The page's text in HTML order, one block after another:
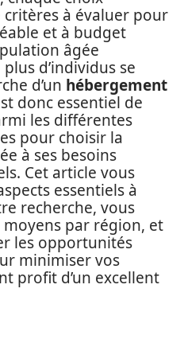
à évaluer pour
et à budget
âgée
d’individus se
d’un hébergement
donc essentiel de
les différentes
pour choisir la
à ses besoins
Cet article vous
essentiels à
recherche, vous
par région, et
les opportunités
minimiser vos
profit d’un excellent